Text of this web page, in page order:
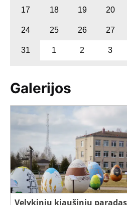
17 18 19 20
24 25 26 27
31 1 2 3
Galerijos
Velykinių kiaušinių